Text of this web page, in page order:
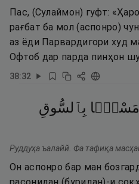
Пас, (Сулаймон) гуфт:
рағбат ба мол (аспонро)
аз ёди Парвардигори худ
Офтоб дар парда пинҳон
38:32
مَسْحًۢا بِٱلسُّوقِ
Руддуҳа ъалайй. Фа тафиқа
Он аспонро бар ман